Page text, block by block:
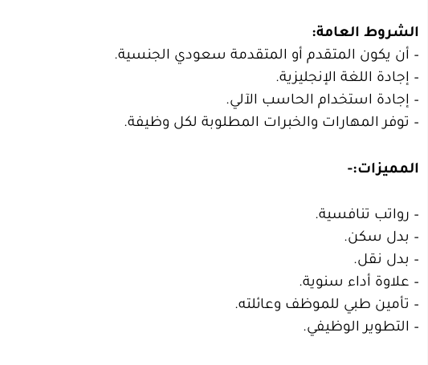
الشروط العامة:
– أن يكون المتقدم أو المتقدمة سعودي الجنسية.
– إجادة اللغة الإنجليزية.
– إجادة استخدام الحاسب الآلي.
– توفر المهارات والخبرات المطلوبة لكل وظيفة.
المميزات:-
– رواتب تنافسية.
– بدل سكن.
– بدل نقل.
– علاوة أداء سنوية.
– تأمين طبي للموظف وعائلته.
– التطوير الوظيفي.